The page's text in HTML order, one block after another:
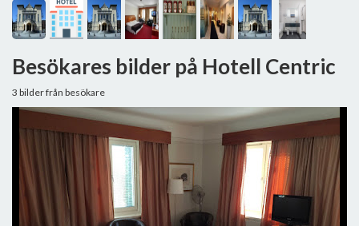
Besökares bilder på Hotell Centric
3 bilder från besökare